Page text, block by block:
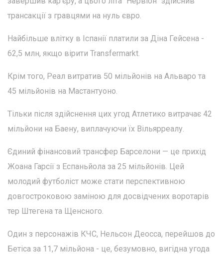
трансакції з гравцями на нуль євро.
Найбільше влітку в Іспанії платили за Діна Гейсена -
62,5 млн, якщо вірити Transfermarkt.
Крім того, Реал витратив 50 мільйонів на Альваро та
45 мільйонів на Мастантуоно.
Тільки після здійснення цих угод Атлетико витрачає 42
мільйони на Баену, виплачуючи їх Вільярреалу.
Єдиний фінансовий трансфер Барселони — це прихід
Жоана Гарсії з Еспаньйола за 25 мільйонів. Цей
молодий футболіст може стати перспективною
довгостроковою заміною для досвідчених воротарів
тер Штегена та Щенсного.
Один з персонажів КЧС, Нельсон Деосса, перейшов до
Бетіса за 11,7 мільйона - це, безумовно, вигідна угода